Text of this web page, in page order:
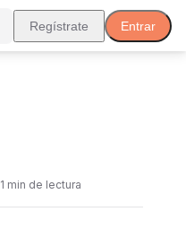
Regístrate Entrar
1 min de lectura